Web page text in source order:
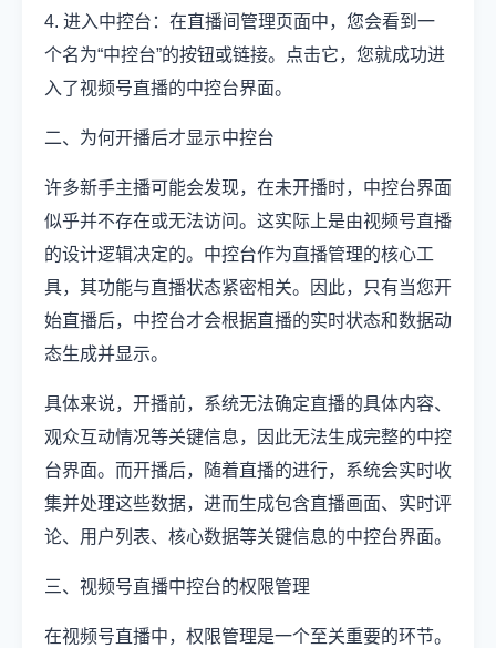
4. 进入中控台：在直播间管理页面中，您会看到一
个名为“中控台”的按钮或链接。点击它，您就成功进
入了视频号直播的中控台界面。
二、为何开播后才显示中控台
许多新手主播可能会发现，在未开播时，中控台界面
似乎并不存在或无法访问。这实际上是由视频号直播
的设计逻辑决定的。中控台作为直播管理的核心工
具，其功能与直播状态紧密相关。因此，只有当您开
始直播后，中控台才会根据直播的实时状态和数据动
态生成并显示。
具体来说，开播前，系统无法确定直播的具体内容、
观众互动情况等关键信息，因此无法生成完整的中控
台界面。而开播后，随着直播的进行，系统会实时收
集并处理这些数据，进而生成包含直播画面、实时评
论、用户列表、核心数据等关键信息的中控台界面。
三、视频号直播中控台的权限管理
在视频号直播中，权限管理是一个至关重要的环节。